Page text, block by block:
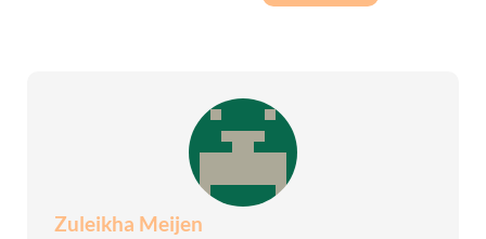
Zuleikha Meijen